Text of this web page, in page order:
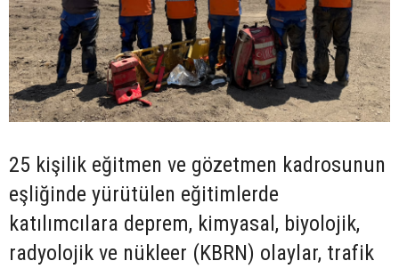
25 kişilik eğitmen ve gözetmen kadrosunun
eşliğinde yürütülen eğitimlerde
katılımcılara deprem, kimyasal, biyolojik,
radyolojik ve nükleer (KBRN) olaylar, trafik